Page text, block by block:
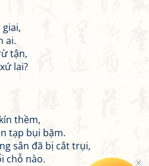
ai.
tận,
lai?
thềm,
tạp bụi bặm.
sân đã bị cắt trụi,
chỗ nào.